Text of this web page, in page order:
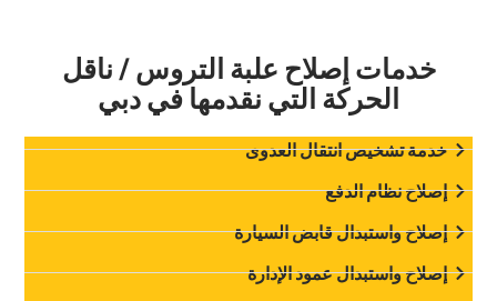
‏خدمات إصلاح علبة التروس / ناقل
الحركة التي نقدمها في دبي‏
‏خدمة تشخيص انتقال العدوى‏
‏إصلاح نظام الدفع‏
‏إصلاح واستبدال قابض السيارة‏
‏إصلاح واستبدال عمود الإدارة‏